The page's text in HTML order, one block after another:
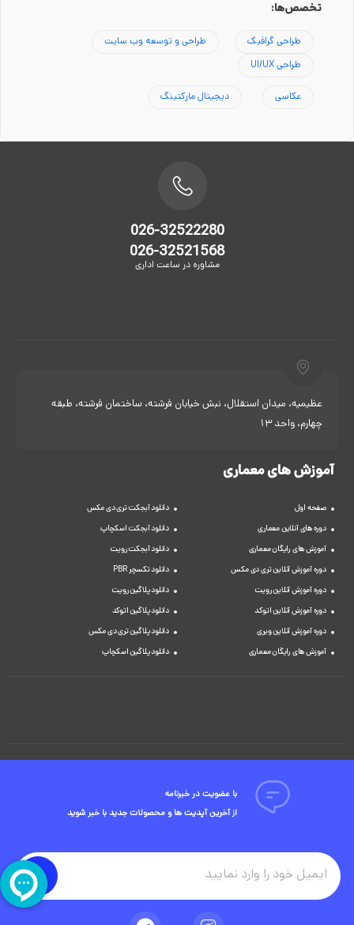
تخصص‌ها:
طراحی گرافیک
طراحی و توسعه وب سایت
طراحی UI/UX
عکاسی دیجیتال مارکتینگ
026-32522280
026-32521568
مشاوره در ساعت اداری
عظیمیه، میدان استقلال، نبش خیابان فرشته، ساختمان فرشته، طبقه
چهارم، واحد 13
آموزش های معماری
صفحه اول
دوره های آنلاین معماری
آموزش های رایگان معماری
دوره آموزش آنلاین تری دی مکس
دوره آموزش آنلاین رویت
دوره آموزش آنلاین اتوکد
دوره آموزش آنلاین ویری
آموزش های رایگان معماری
دانلود آبجکت تری دی مکس
دانلود آبجکت اسکچاپ
دانلود آبجکت رویت
دانلود تکسچر PBR
دانلود پلاگین رویت
دانلود پلاگین اتوکد
دانلود پلاگین تری دی مکس
دانلود پلاگین اسکچاپ
با عضویت در خبرنامه
از آخرین آپدیت ها و محصولات جدید با خبر شوید